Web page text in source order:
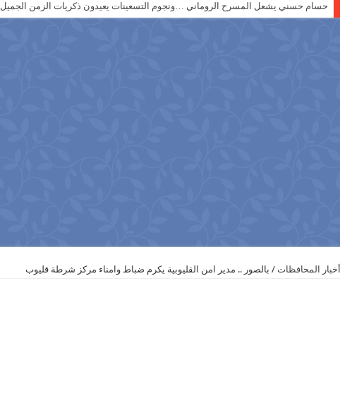
حسام حسني يشعل المسرح الروماني …ونجوم التسعينات يعيدون ذكريات الزمن الجميل
أخبار المحافظات / بالصور .. مدير امن القليوبية يكرم ضباط وامناء مركز شرطة قليوب